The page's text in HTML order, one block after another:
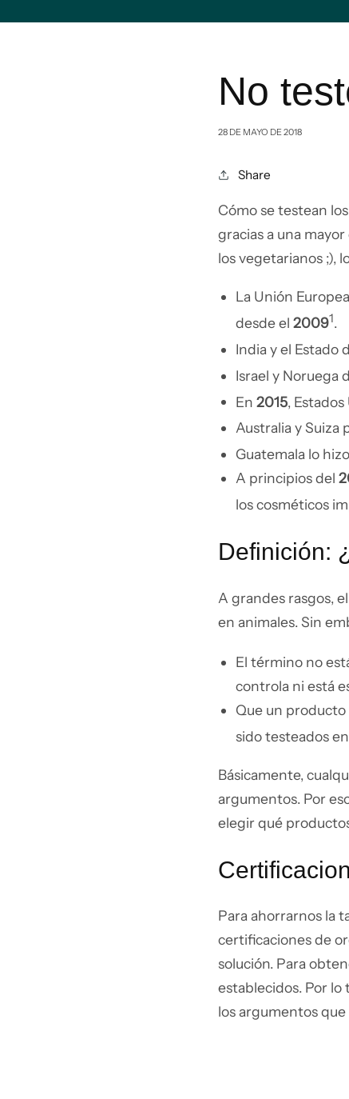
No
28 DE MAYO DE 2018
Share
Cómo se testean
gracias a una
los vegetarianos ;),
La Unión
desde el 20091.
India y el Estado
Israel y Noruega
En 2015,
Australia y Suiza
Guatemala lo
A principios del
los cosméticos
Definición:
A grandes rasgos,
en animales. Sin
El término no
controla ni está
Que un producto
sido testeados
Básicamente,
argumentos. Por
elegir qué
Para ahorrarnos la
certificaciones de
solución. Para
establecidos. Por lo
los argumentos